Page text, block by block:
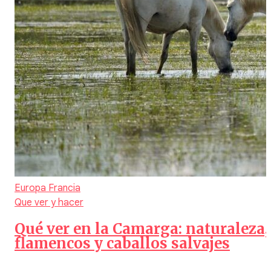
Europa Francia
Que ver y hacer
Qué ver en la Camarga: naturaleza,
flamencos y caballos salvajes